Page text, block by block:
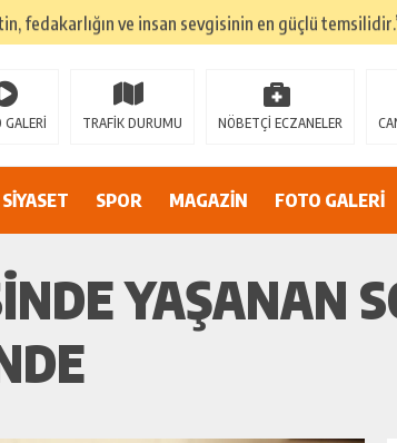
fedakarlığın ve insan sevgisinin en güçlü
SİSTEMİ İSTİYORUZ”
Sahipsiz mi?
GALERİ TRAFİK DURUMU NÖBETÇİ ECZANELER
SİYASET SPOR MAGAZİN FOTO GALERİ
YAŞANAN